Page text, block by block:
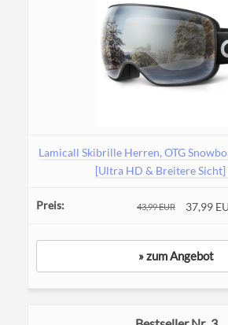
Lamicall Skibrille Herren, OTG
[Ultra HD & Breitere Sicht]
43,99 EUR 37,99
» zum Angebot